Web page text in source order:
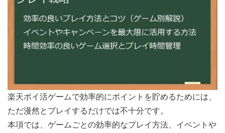
楽天ポイ活ゲームで効率的にポイントを貯めるためには、
ただ漫然とプレイするだけでは不十分です。
本項では、ゲームごとの効率的なプレイ方法、イベントや